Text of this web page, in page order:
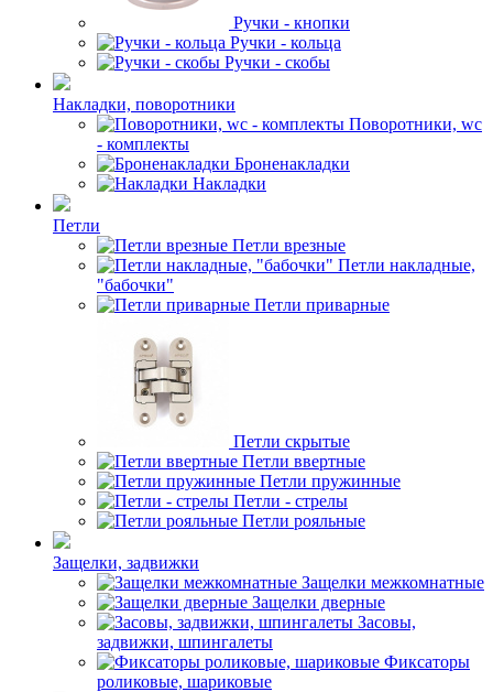
Ручки - кнопки
Ручки - кольца
Ручки - скобы
Накладки, поворотники
Поворотники, wc
- комплекты
Броненакладки
Накладки
Петли
Петли врезные
Петли накладные,
"бабочки"
Петли приварные
Петли скрытые
Петли ввертные
Петли пружинные
Петли - стрелы
Петли рояльные
Защелки, задвижки
Защелки межкомнатные
Защелки дверные
Засовы,
задвижки, шпингалеты
Фиксаторы
роликовые, шариковые